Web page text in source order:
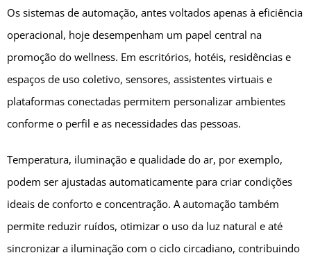
Os sistemas de automação, antes voltados apenas à eficiência
operacional, hoje desempenham um papel central na
promoção do wellness. Em escritórios, hotéis, residências e
espaços de uso coletivo, sensores, assistentes virtuais e
plataformas conectadas permitem personalizar ambientes
conforme o perfil e as necessidades das pessoas.
Temperatura, iluminação e qualidade do ar, por exemplo,
podem ser ajustadas automaticamente para criar condições
ideais de conforto e concentração. A automação também
permite reduzir ruídos, otimizar o uso da luz natural e até
sincronizar a iluminação com o ciclo circadiano, contribuindo